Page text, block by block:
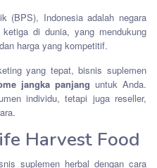
(BPS), Indonesia adalah negara
di dunia, yang mendukung
harga yang kompetitif.
yang tepat, bisnis suplemen
jangka panjang untuk Anda.
individu, tetapi juga reseller,
Harvest Food
suplemen herbal dengan cara